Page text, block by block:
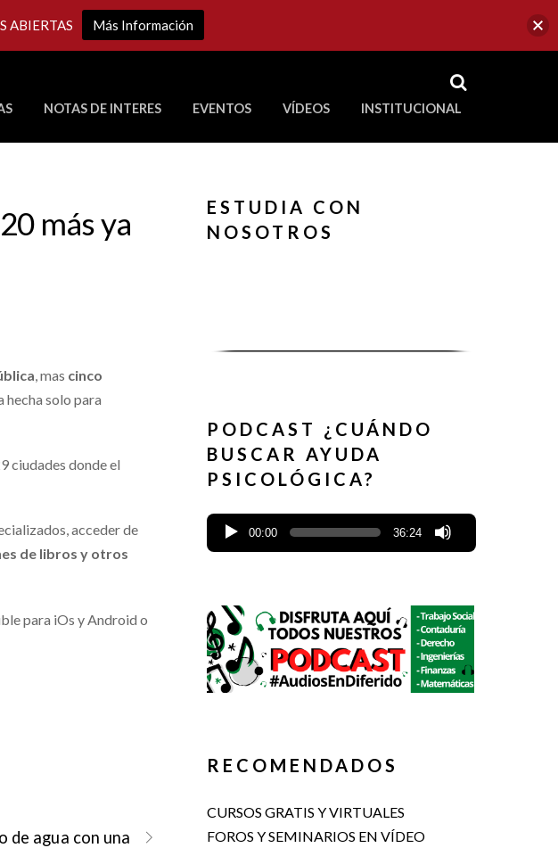
RSS
NOTAS DE INTERES EVENTOS VÍDEOS INSTITUCIONAL
más ya
, mas cinco
hecha solo para
ciudades donde el
acceder de
de libros y otros
para iOs y Android o
de agua con una
ESTUDIA CON
NOSOTROS
PODCAST ¿CUÁNDO
BUSCAR AYUDA
PSICOLÓGICA?
00:00 36:24
RECOMENDADOS
CURSOS GRATIS Y VIRTUALES
FOROS Y SEMINARIOS EN VÍDEO
ABIERTAS Más Información